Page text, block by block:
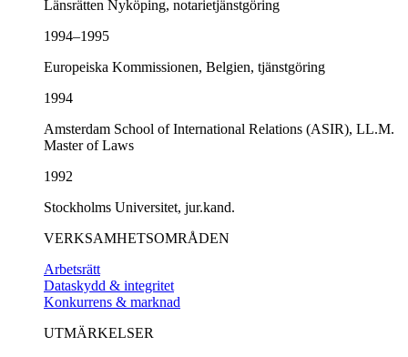
Länsrätten Nyköping, notarietjänstgöring
1994–1995
Europeiska Kommissionen, Belgien, tjänstgöring
1994
Amsterdam School of International Relations (ASIR), LL.M.
Master of Laws
1992
Stockholms Universitet, jur.kand.
VERKSAMHETSOMRÅDEN
Arbetsrätt
Dataskydd & integritet
Konkurrens & marknad
UTMÄRKELSER